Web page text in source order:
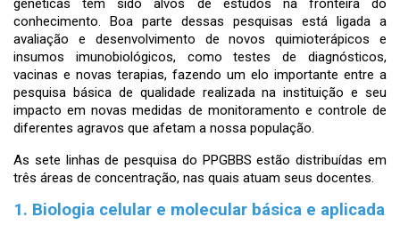
genéticas têm sido alvos de estudos na fronteira do
conhecimento. Boa parte dessas pesquisas está ligada a
avaliação e desenvolvimento de novos quimioterápicos e
insumos imunobiológicos, como testes de diagnósticos,
vacinas e novas terapias, fazendo um elo importante entre a
pesquisa básica de qualidade realizada na instituição e seu
impacto em novas medidas de monitoramento e controle de
diferentes agravos que afetam a nossa população.
As sete linhas de pesquisa do PPGBBS estão distribuídas em
três áreas de concentração, nas quais atuam seus docentes.
1. Biologia celular e molecular básica e aplicada